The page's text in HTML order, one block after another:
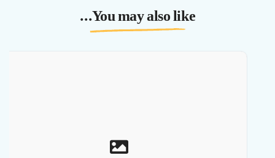
You may also like...